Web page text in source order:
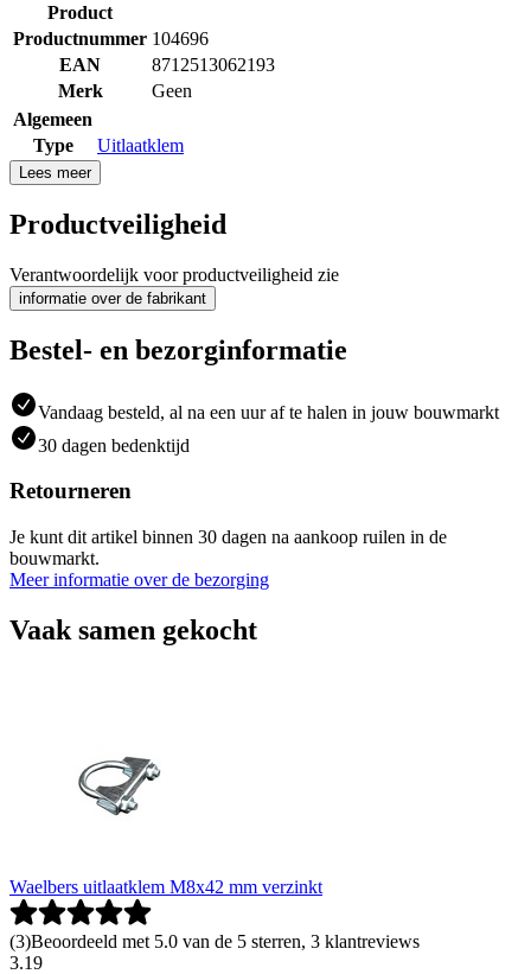
Product
Productnummer 104696
EAN
8712513062193
Merk
Geen
Algemeen
Type
Uitlaatklem
Lees meer
Productveiligheid
Verantwoordelijk voor productveiligheid zie
informatie over de fabrikant
Bestel- en bezorginformatie
Vandaag besteld, al na een uur af te halen in jouw bouwmarkt
30 dagen bedenktijd
Retourneren
Je kunt dit artikel binnen 30 dagen na aankoop ruilen in de
bouwmarkt.
Meer informatie over de bezorging
Vaak samen gekocht
Waelbers uitlaatklem M8x42 mm verzinkt
(3)Beoordeeld met 5.0 van de 5 sterren, 3 klantreviews
3.19